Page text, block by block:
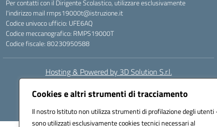
Cookies e altri strumenti di tracciamento
Il nostro Istituto non utilizza strumenti di profilazione degli utenti
sono utilizzati esclusivamente cookies tecnici necessari al
Per contatti con il Dirigente Scolastico, utilizzare esclusivamente
l'indirizzo mail rmps19000t@istruzione.it
Codice univoco ufficio: UFE6AQ
Codice meccanografico: RMPS19000T
Codice fiscale: 80230950588
Hosting & Powered by 3D Solution S.r.l.